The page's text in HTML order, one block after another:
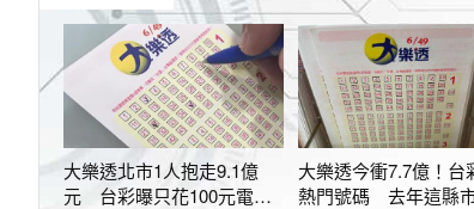
大樂透北市1人抱走9.1億
元 台彩曝只花100元電選2
大樂透今衝7.7億！台
熱門號碼 去年這縣